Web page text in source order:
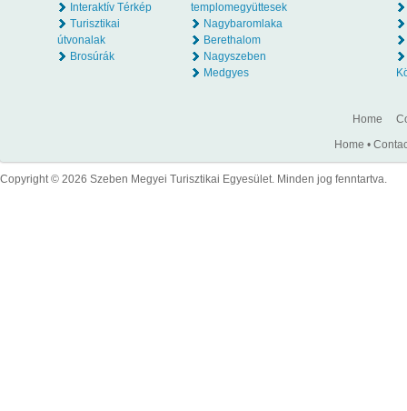
Interaktív Térkép
Turisztikai
útvonalak
Brosúrák
templomegyüttesek
Nagybaromlaka
Berethalom
Nagyszeben
Medgyes
Home
Home •
Copyright © 2026 Szeben Megyei Turisztikai Egyesület. Minden jog fenntartva.